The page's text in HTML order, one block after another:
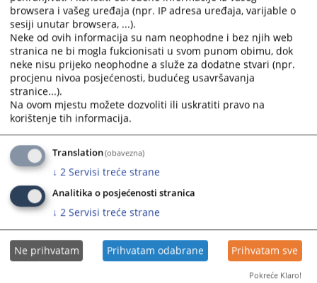
select
a
date.
Press
the
question
mark
key
to
get
the
shortcuts
for
changing
dates.
select
date.
Press
the
mark
to
shortcuts
changing
dates.
browsera i vašeg uređaja (npr. IP adresa uređaja, varijable o
sesiji unutar browsera, ...).
Neke od ovih informacija su nam neophodne i bez njih web
stranica ne bi mogla fukcionisati u svom punom obimu, dok
neke nisu prijeko neophodne a služe za dodatne stvari (npr.
procjenu nivoa posjećenosti, budućeg usavršavanja
stranice...).
Na ovom mjestu možete dozvoliti ili uskratiti pravo na
korištenje tih informacija.
Translation(obavezna)
↓ 2 Servisi treće strane
Analitika o posjećenosti stranica
↓ 2 Servisi treće strane
Ne prihvatam Prihvatam odabrane Prihvatam sve
Pokreće Klaro!